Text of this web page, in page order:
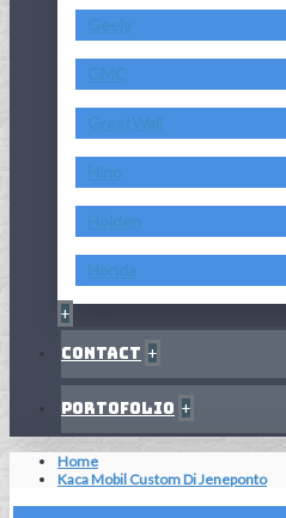
Geely
GMC
GreatWall
Hino
Holden
Honda
+
Contact +
Portofolio +
Home
Kaca Mobil Custom Di Jeneponto